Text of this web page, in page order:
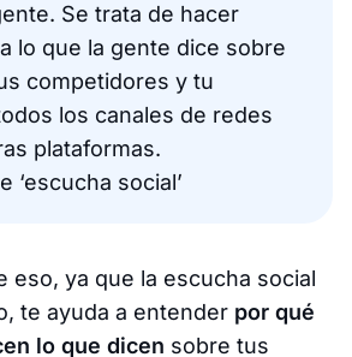
Se trata de hacer
lo que la gente dice sobre
competidores y tu
los canales de redes
plataformas.
‘escucha social’
eso, ya que la escucha social
te ayuda a entender por qué
lo que dicen sobre tus